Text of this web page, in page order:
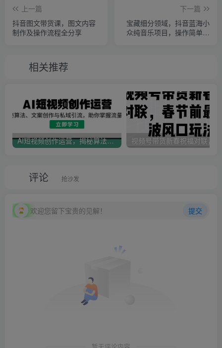
上一篇
抖音图文带货课，图文内容
制作及操作流程全分享
下一篇
宝藏细分领域，抖音蓝海小
众纯音乐项目，操作简单让
相关推荐
AI短视频创作运营，揭秘算法、文案创作与私域引流，助你掌握流量密码
评论 抢沙发
欢迎您留下宝贵的见解！ 提交